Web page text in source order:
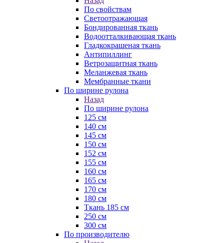
По свойствам
Светоотражающая
Бондированная ткань
Водоотталкивающая ткань
Гладкокрашеная ткань
Антипиллинг
Ветрозащитная ткань
Меланжевая ткань
Мембранные ткани
По ширине рулона
Назад
По ширине рулона
125 см
140 см
145 см
150 см
152 см
155 см
160 см
165 см
170 см
180 см
Ткань 185 см
250 см
300 см
По производителю